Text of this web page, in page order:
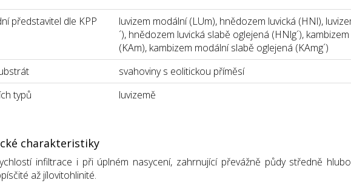
představitel dle KPP
luvizem modální (LUm), hnědozem luvická (HNl),
´), hnědozem luvická slabě oglejená (HNlg´),
(KAm), kambizem modální slabě oglejená (KAmg´)
svahoviny s eolitickou příměsí
typů
luvizemě
charakteristiky
infiltrace i při úplném nasycení, zahrnující převážně půdy středně
až jílovitohlinité.